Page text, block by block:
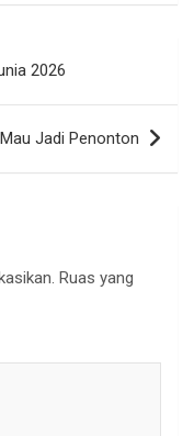
2026
Jadi Penonton
Ruas yang